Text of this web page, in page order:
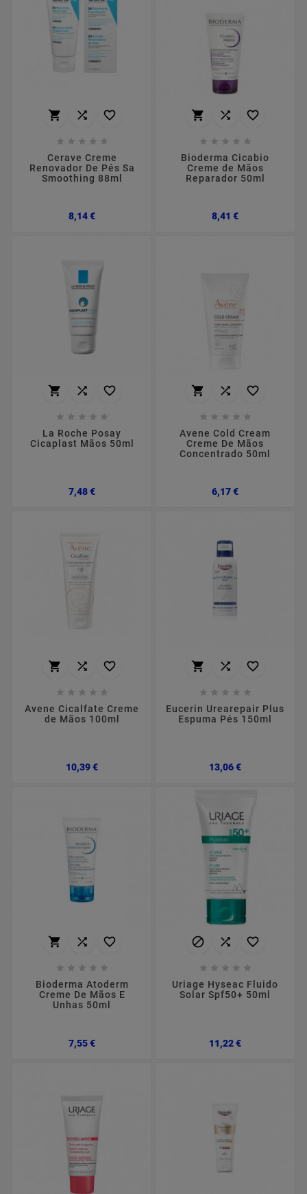
  
    
Cerave Creme
Renovador De Pés Sa
Smoothing 88ml
8,14 €Preço
  
    
Bioderma Cicabio
Creme de Mãos
Reparador 50ml
8,41 €Preço
  
    
La Roche Posay
Cicaplast Mãos 50ml
7,48 €Preço
  
    
Avene Cold Cream
Creme De Mãos
Concentrado 50ml
6,17 €Preço
  
    
Avene Cicalfate Creme
de Mãos 100ml
10,39 €Preço
  
    
Eucerin Urearepair Plus
Espuma Pés 150ml
13,06 €Preço
  
    
Bioderma Atoderm
Creme De Mãos E
Unhas 50ml
7,55 €Preço
  
    
Uriage Hyseac Fluido
Solar Spf50+ 50ml
11,22 €Preço